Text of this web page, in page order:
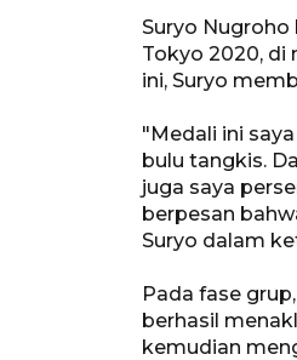
Suryo
Tokyo 2020, di
ini, Suryo
"Medali ini
bulu tangkis.
juga saya
berpesan
Suryo dalam
Pada fase
berhasil
kemudian